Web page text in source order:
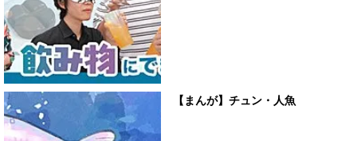
【まんが】チュン・人魚